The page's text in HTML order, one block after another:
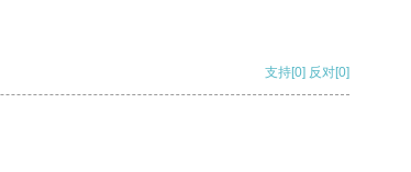
支持[0] 反对[0]